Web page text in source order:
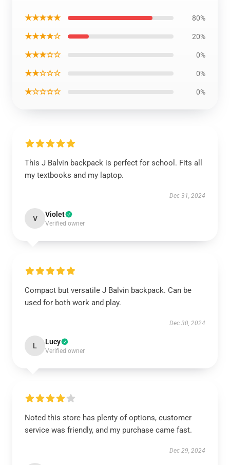
★★★★★ 80%
★★★★☆ 20%
★★★☆☆ 0%
★★☆☆☆ 0%
★☆☆☆☆ 0%
This J Balvin backpack is perfect for school. Fits all
my textbooks and my laptop.
Dec 31, 2024
V Violet
Verified owner
Compact but versatile J Balvin backpack. Can be
used for both work and play.
Dec 30, 2024
L Lucy
Verified owner
Noted this store has plenty of options, customer
service was friendly, and my purchase came fast.
Dec 29, 2024